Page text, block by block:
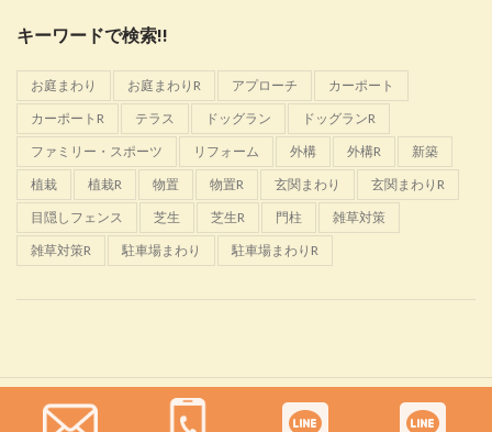
キーワードで検索!!
お庭まわり お庭まわりR アプローチ
カーポート
カーポートR
テラス ドッグラン
ドッグランR
ファミリー・スポーツ
リフォーム 外構 外構R
新築
植栽
植栽R 物置 物置R 玄関まわり
玄関まわりR
目隠しフェンス
芝生 芝生R 門柱
雑草対策
雑草対策R
駐車場まわり 駐車場まわりR
Glanta 2022 CREATED BY佐野恵樹園